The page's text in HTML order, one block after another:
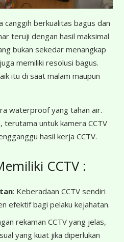
canggih berkualitas bagus dan
teruji dengan hasil maksimal
bukan sekedar menangkap
memiliki resolusi bagus.
itu di saat malam maupun
waterproof yang tahan air.
terutama untuk kamera CCTV
hasil kerja CCTV.
CCTV :
: Keberadaan CCTV sendiri
efektif bagi pelaku kejahatan.
rekaman CCTV yang jelas,
yang kuat jika diperlukan